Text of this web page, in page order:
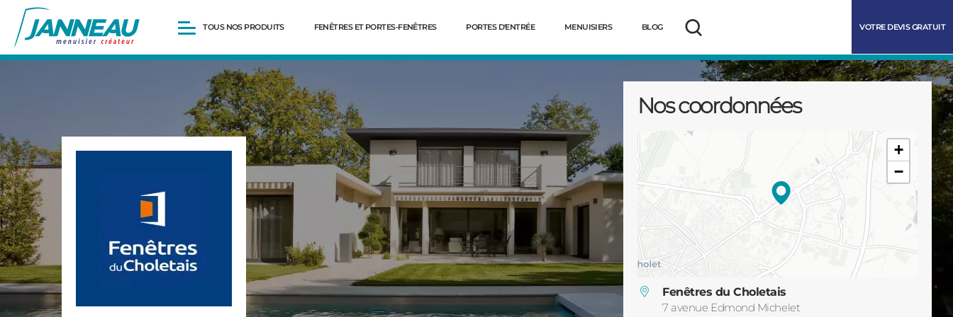
TOUS NOS PRODUITS
Démarrer
Pergolas
Portails et portillons
Carports
Clôtures
FENÊTRES ET PORTES-FENÊTRES PORTES D'ENTRÉE MENUISIERS BLOG
Rechercher
VOTRE DEVIS GRATUIT
Nos coordonnées
+
−
Fenêtres du Choletais
7 avenue Edmond Michelet